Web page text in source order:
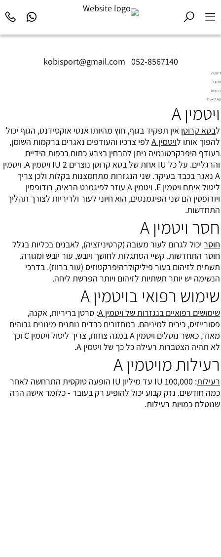
kobisport@gmail.com 052-8567140
דיאטה
ותזונה
בשיטת
Diet2All:
שמאחורי
המושלם.
ויטמין A
לבטא קרוטן אין תפקיד בגוף, חוץ מהיותו אנטי אוקסידנט, הגוף יכול
להפוך אותו לויטמין A
לפי צרכיו והעודפים נאגרים ברקמות השומן,
בעודף היפרקרטונמיה ניתן להבחין בצבע כתום בכפות הידיים
והרגליים. על כל IU אחת של בטא קרוטן נוצרים 2 IU ויטמין A. ויטמין
A נאגר בכבד בעיקר. שני הנגזרות מתחמצנות בקלות ולכן צריך
ליטול איתם ויטמין E. ויטמין A עוזר לפיגמנט הראיה, רודופסין
ויודופסין הם שני הפיגמנטים, הוא חיוני לעור ולריריות לצורך תהליך
התחדשות.
חסר ויטמין A
חוסר יכול לגרום לעור מעובה (קרטיניזציה), לאבנים בכליות בגלל
חוסר התחדשות, קשיי הסתגלות לחושך ויובש, עור יובש ומגורה,
תשתית לזיהום בעור פיליקולרהיפרקטוזיס (עור ברווז). בדרכי
הנשימה יש יותר תשתיות לזיהום ויותר הפרשת ליחה.
שימוש רפואי בויטמין A
שימושים רפואיים בנגזרות של ויטמין A
: סרטן בריריות, אקנה,
פסורייזיס, כיבים למיניהם. במחזורים כבדים נותנים מינונים גבוהים
מאוד, כאשר נוטלים ויטמין A במגה צוזות, צריך ליטול ויטמין C וכך
לא תהיה הצטברות רעילה כל כך של ויטמין A.
רעילות מויטמין A
רעילות
: 100,000 IU עד מיליון IU הופעה טוקסית התרחשה לאחר
כמה חודשים. נזק קבוע יכול להופיע רק בעובר - כלומר אישה הרה
שנוטלת כמויות רעילות.